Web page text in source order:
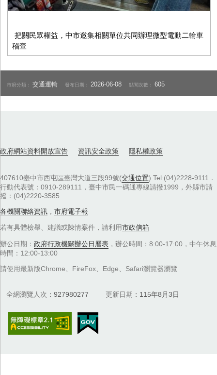
把關民眾權益，中市邀集相關單位共同辦理微型電動二輪車
稽查
市府分類：交通運輸 發布日期： 2026-06-08 點閱次數：605
政府網站資料開放宣告 資訊安全政策 隱私權政策
407610臺中市西屯區臺灣大道三段99號(交通位置) Tel:(04)2228-9111．
行動代表號：0910-289111，臺中市民一碼通專線請撥1999，外縣市請
撥：(04)2220-3585
各機關聯絡資訊 ， 市府電子報
若有具體檢舉、建議或陳情案件，請利用市政信箱
辦公日期： 政府行政機關辦公日曆表 ，辦公時間：8:00-17:00，中午休息
時間：12:00-13:00
請使用最新版Chrome、FireFox、Edge、Safari瀏覽器瀏覽
全網瀏覽人次 927980277 更新日期 115年8月3日